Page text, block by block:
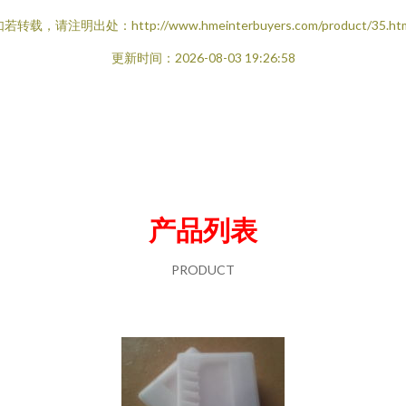
若转载，请注明出处：http://www.hmeinterbuyers.com/product/
更新时间：2026-08-03 19:26:58
产品列表
PRODUCT